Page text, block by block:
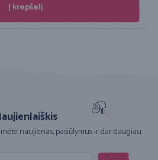
Į krepšelį
naujienas, pasiūlymus ir dar daugiau.